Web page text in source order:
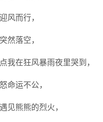
风而行，
然落空，
我在狂风暴雨夜里哭到，
命运不公，
见熊熊的烈火，